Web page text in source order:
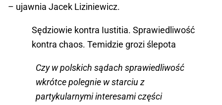
– ujawnia Jacek Liziniewicz.
Sędziowie kontra Iustitia. Sprawiedliwość
kontra chaos. Temidzie grozi ślepota
Czy w polskich sądach sprawiedliwość
wkrótce polegnie w starciu z
partykularnymi interesami części